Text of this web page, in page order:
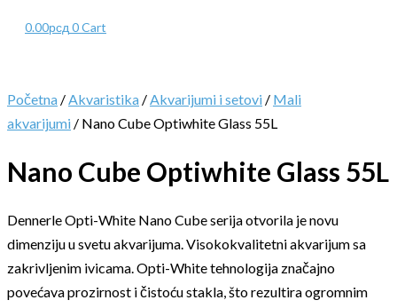
0.00рсд 0Cart
Početna /Akvaristika /Akvarijumi i setovi / Mali
akvarijumi / Nano Cube Optiwhite Glass 55L
Nano Cube Optiwhite Glass 55L
Dennerle Opti-White Nano Cube serija otvorila je novu
dimenziju u svetu akvarijuma. Visokokvalitetni akvarijum sa
zakrivljenim ivicama. Opti-White tehnologija značajno
povećava prozirnost i čistoću stakla, što rezultira ogromnim